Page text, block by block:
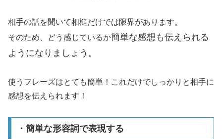
相手の話を聞いて相槌だけでは限界があります。
そのため、どう感じているか簡単な感想も伝えられる
ようになりましょう。
使うフレーズはとても簡単！これだけでしっかりと相手に
感想を伝えられます！
・簡単な形容詞で表現する